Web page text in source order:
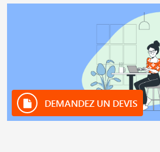
DEMANDEZ UN DEVIS